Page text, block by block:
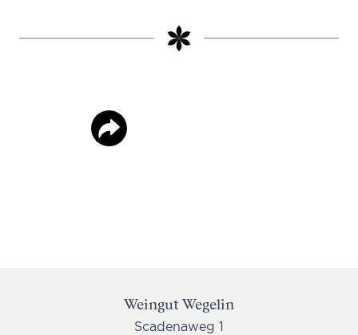
Weingut Wegelin
Scadenaweg 1